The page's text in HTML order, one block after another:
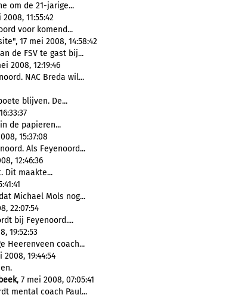
om de 21-jarige...
11:55:42
voor komend...
17 mei 2008, 14:58:42
de FSV te gast bij...
2008, 12:19:46
NAC Breda wil...
blijven. De...
de papieren...
15:37:08
Als Feyenoord...
12:46:36
Dit maakte...
Michael Mols nog...
22:07:54
bij Feyenoord....
19:52:53
Heerenveen coach...
19:44:54
, 7 mei 2008, 07:05:41
mental coach Paul...